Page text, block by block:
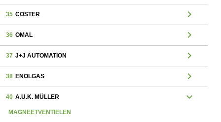
35 COSTER chevron_right
36 OMAL chevron_right
37 J+J AUTOMATION chevron_right
38 ENOLGAS chevron_right
40 A.U.K. MÜLLER expand_more
MAGNEETVENTIELEN